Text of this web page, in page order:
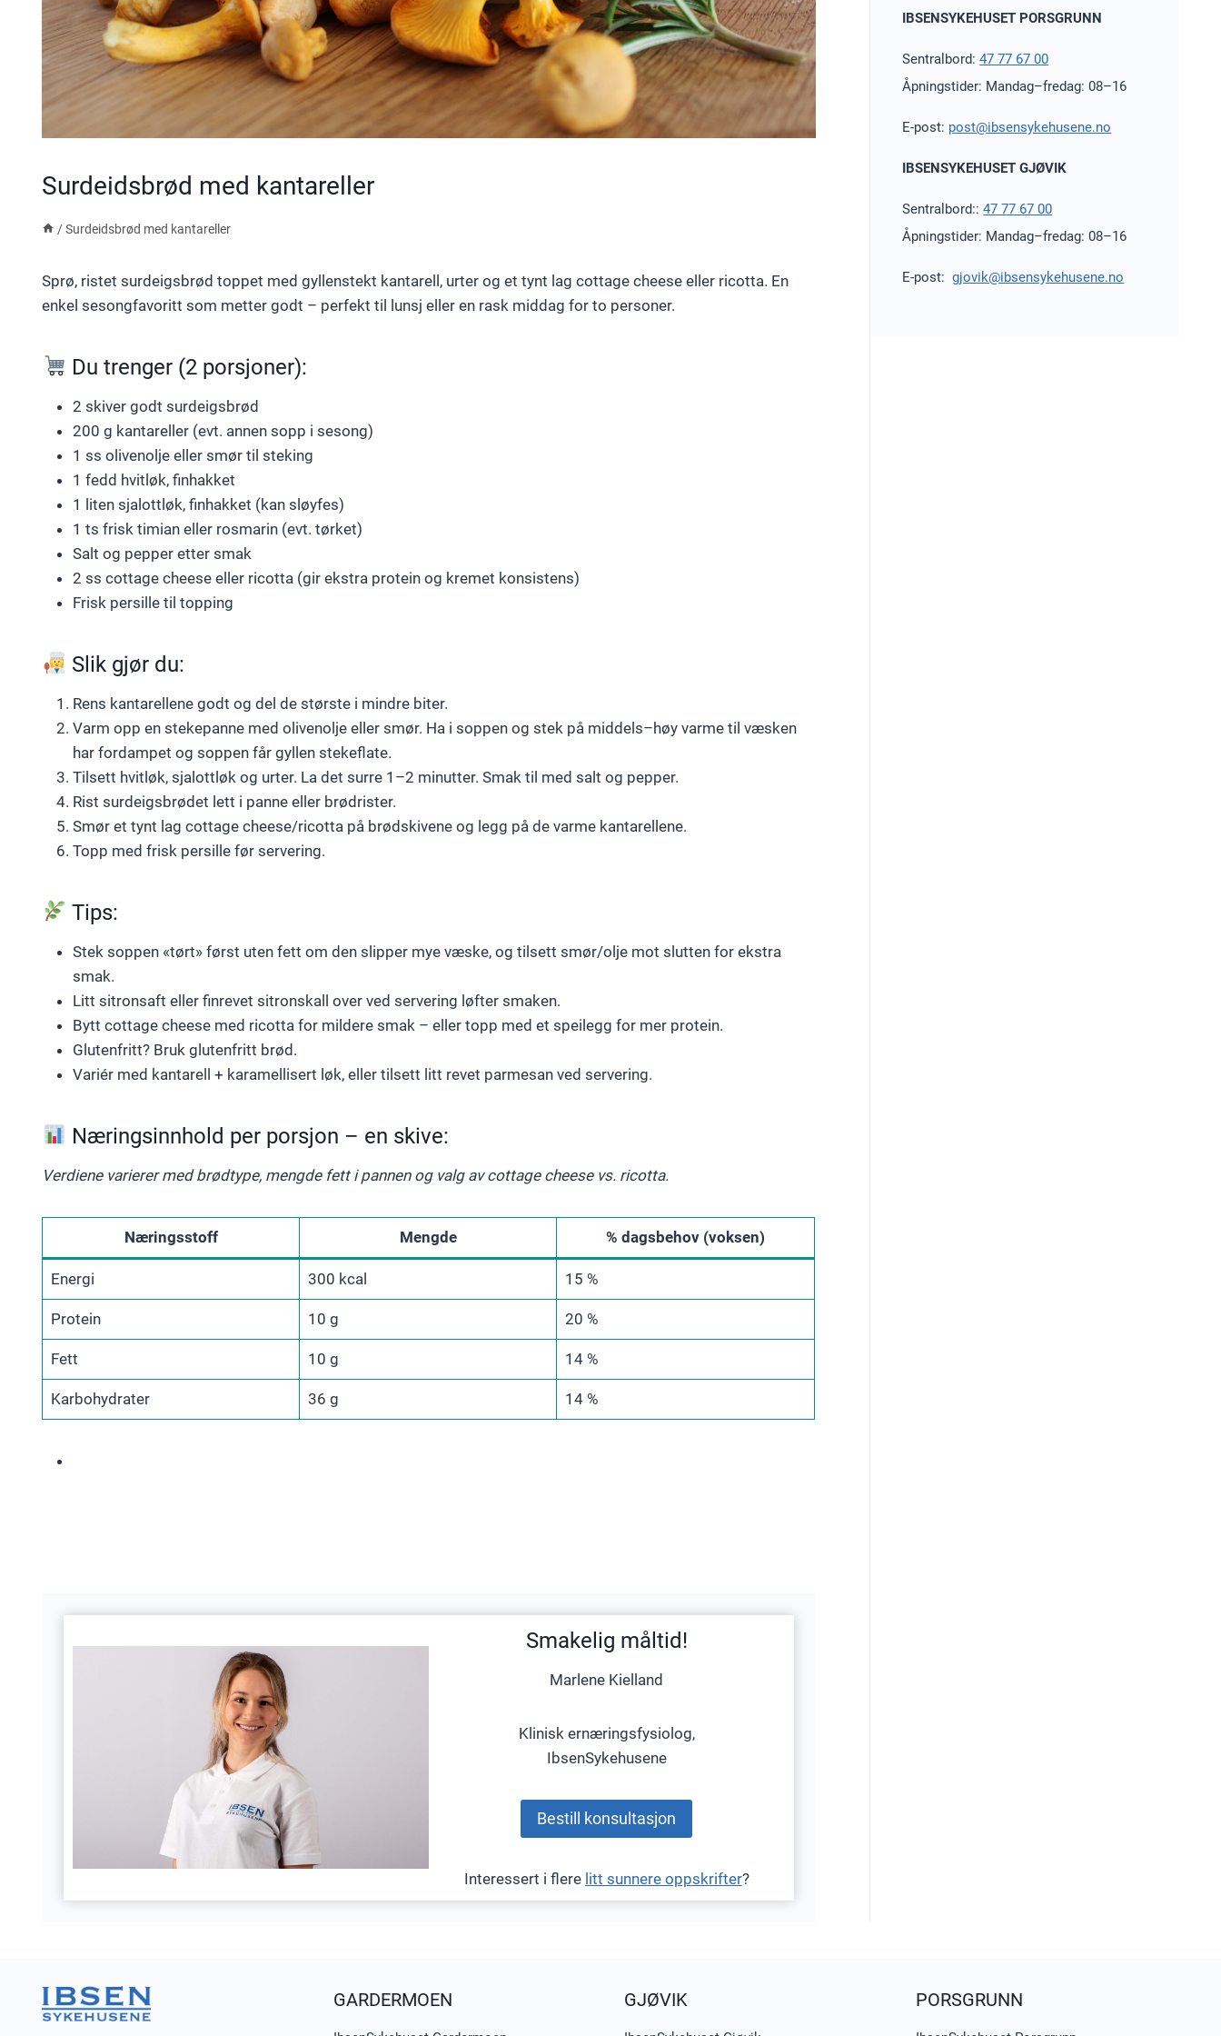
Surdeidsbrød med kantareller
/ Surdeidsbrød med kantareller
Sprø, ristet surdeigsbrød toppet med gyllenstekt kantarell, urter og et tynt lag cottage cheese eller ricotta. En
enkel sesongfavoritt som metter godt – perfekt til lunsj eller en rask middag for to personer.
Du trenger (2 porsjoner):
2 skiver godt surdeigsbrød
200 g kantareller (evt. annen sopp i sesong)
1 ss olivenolje eller smør til steking
1 fedd hvitløk, finhakket
1 liten sjalottløk, finhakket (kan sløyfes)
1 ts frisk timian eller rosmarin (evt. tørket)
Salt og pepper etter smak
2 ss cottage cheese eller ricotta (gir ekstra protein og kremet konsistens)
Frisk persille til topping
Slik gjør du:
Rens kantarellene godt og del de største i mindre biter.
Varm opp en stekepanne med olivenolje eller smør. Ha i soppen og stek på middels–høy varme til væsken
har fordampet og soppen får gyllen stekeflate.
Tilsett hvitløk, sjalottløk og urter. La det surre 1–2 minutter. Smak til med salt og pepper.
Rist surdeigsbrødet lett i panne eller brødrister.
Smør et tynt lag cottage cheese/ricotta på brødskivene og legg på de varme kantarellene.
Topp med frisk persille før servering.
Tips:
Stek soppen «tørt» først uten fett om den slipper mye væske, og tilsett smør/olje mot slutten for ekstra
smak.
Litt sitronsaft eller finrevet sitronskall over ved servering løfter smaken.
Bytt cottage cheese med ricotta for mildere smak – eller topp med et speilegg for mer protein.
Glutenfritt? Bruk glutenfritt brød.
Variér med kantarell + karamellisert løk, eller tilsett litt revet parmesan ved servering.
Næringsinnhold per porsjon – en skive:
Verdiene varierer med brødtype, mengde fett i pannen og valg av cottage cheese vs. ricotta.
Næringsstoff Mengde % dagsbehov (voksen)
Energi 300 kcal 15 %
Protein 10 g 20 %
Fett 10 g 14 %
Karbohydrater 36 g 14 %
Smakelig måltid!
Marlene Kielland
Klinisk ernæringsfysiolog,
IbsenSykehusene
Bestill konsultasjon
Interessert i flere litt sunnere oppskrifter?
IBSENSYKEHUSET PORSGRUNN
Sentralbord:47 77 67 00
Åpningstider: Mandag–fredag: 08–16
E-post: post@ibsensykehusene.no
IBSENSYKEHUSET GJØVIK
Sentralbord::47 77 67 00
Åpningstider: Mandag–fredag: 08–16
E-post:gjovik@ibsensykehusene.no
GARDERMOEN GJØVIK PORSGRUNN